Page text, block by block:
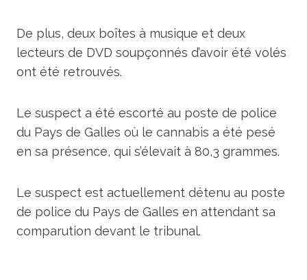
De plus, deux boîtes à musique et deux
lecteurs de DVD soupçonnés d’avoir été volés
ont été retrouvés.
Le suspect a été escorté au poste de police
du Pays de Galles où le cannabis a été pesé
en sa présence, qui s’élevait à 80,3 grammes.
Le suspect est actuellement détenu au poste
de police du Pays de Galles en attendant sa
comparution devant le tribunal.